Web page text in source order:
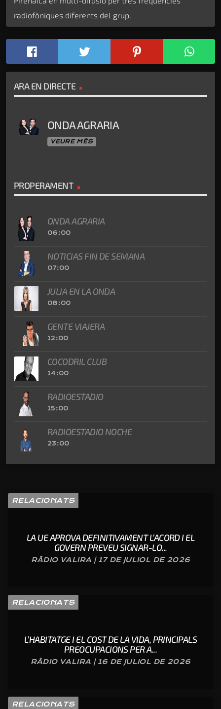
radiofòniques diferents del grup.
ARA EN DIRECTE
ONDA AGRARIA
VEURE MÉS
PROPERAMENT
ONDA AGRARIA
06:00
NOTICIAS FIN DE SEMANA
07:00
JULIA EN LA ONDA
08:00
GENTE VIAJERA
12:00
COCODRIL CLUB
14:00
RADIOESTADIO
15:00
RADIOESTADIO NOCHE
23:00
RELACIONATS
LA UE APROVA DEFINITIVAMENT L’ACORD I EL
GOVERN PREVEU SIGNAR-LO...
RÀDIO VALIRA | 17 DE JULIOL DE 2026
RELACIONATS
L’HABITATGE I EL COST DE LA VIDA, PRINCIPALS
PREOCUPACIONS PER A...
RÀDIO VALIRA | 16 DE JULIOL DE 2026
RELACIONATS